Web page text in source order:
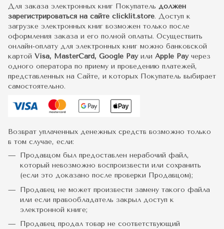
Для заказа электронных книг Покупатель должен
зарегистрироваться на сайте clicklit.store. Доступ к
загрузке электронных книг возможен только после
оформления заказа и его полной оплаты. Осуществить
онлайн-оплату для электронных книг можно банковской
картой Visa, MasterCard, Google Pay или Apple Payчерез
одного оператора по приему и проведению платежей,
представленных на Сайте, и которых Покупатель выбирает
самостоятельно.
Возврат уплаченных денежных средств возможно только
в том случае, если:
Продавцом был предоставлен нерабочий файл,
который невозможно воспроизвести или сохранить
(если это доказано после проверки Продавцом);
Продавец не может произвести замену такого файла
или если правообладатель закрыл доступ к
электронной книге;
Продавец продал товар не соответствующий